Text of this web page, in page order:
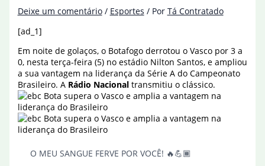
Deixe um comentário / Esportes / Por Tá Contratado
[ad_1]
Em noite de golaços, o Botafogo derrotou o Vasco por 3 a
0, nesta terça-feira (5) no estádio Nilton Santos, e ampliou
a sua vantagem na liderança da Série A do Campeonato
Brasileiro. A Rádio Nacionaltransmitiu o clássico.
O MEU SANGUE FERVE POR VOCÊ! 🔥💪🏾